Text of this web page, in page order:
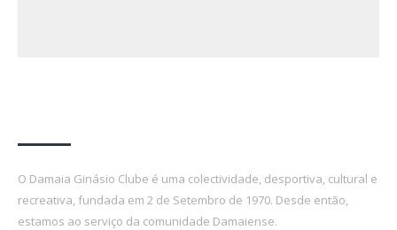
O Damaia Ginásio Clube é uma colectividade, desportiva, cultural e
recreativa, fundada em 2 de Setembro de 1970. Desde então,
estamos ao serviço da comunidade Damaiense.